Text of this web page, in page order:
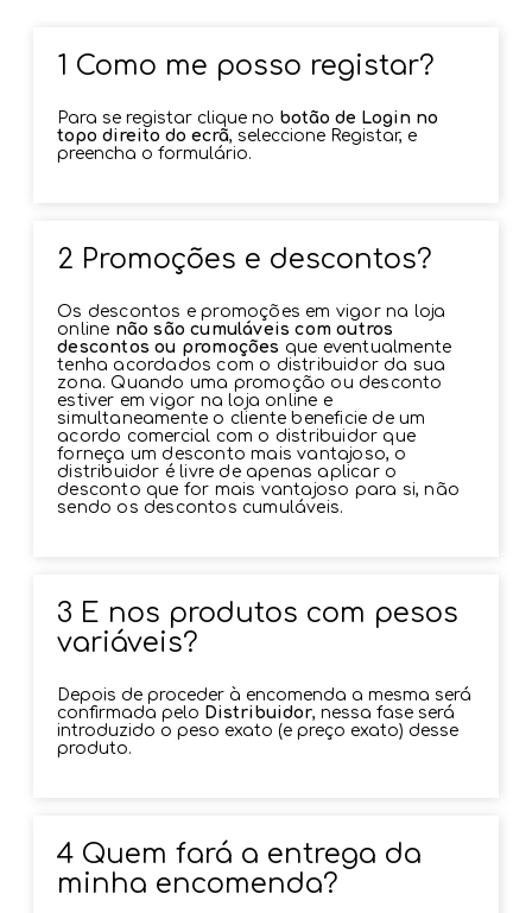
1 Como me posso registar?
Para se registar clique no botão de Login no
topo direito do ecrã, seleccione Registar, e
preencha o formulário.
2 Promoções e descontos?
Os descontos e promoções em vigor na loja
online não são cumuláveis com outros
descontos ou promoções que eventualmente
tenha acordados com o distribuidor da sua
zona. Quando uma promoção ou desconto
estiver em vigor na loja online e
simultaneamente o cliente beneficie de um
acordo comercial com o distribuidor que
forneça um desconto mais vantajoso, o
distribuidor é livre de apenas aplicar o
desconto que for mais vantajoso para si, não
sendo os descontos cumuláveis.
3 E nos produtos com pesos
variáveis?
Depois de proceder à encomenda a mesma será
confirmada pelo Distribuidor, nessa fase será
introduzido o peso exato (e preço exato) desse
produto.
4 Quem fará a entrega da
minha encomenda?